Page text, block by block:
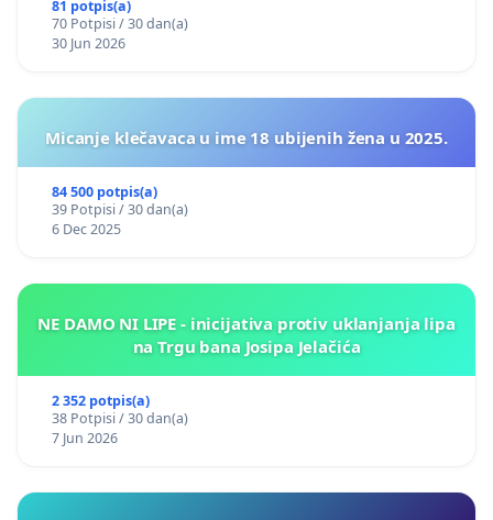
81 potpis(a)
70 Potpisi / 30 dan(a)
30 Jun 2026
Micanje klečavaca u ime 18 ubijenih žena u 2025.
84 500 potpis(a)
39 Potpisi / 30 dan(a)
6 Dec 2025
NE DAMO NI LIPE - inicijativa protiv uklanjanja lipa
na Trgu bana Josipa Jelačića
2 352 potpis(a)
38 Potpisi / 30 dan(a)
7 Jun 2026